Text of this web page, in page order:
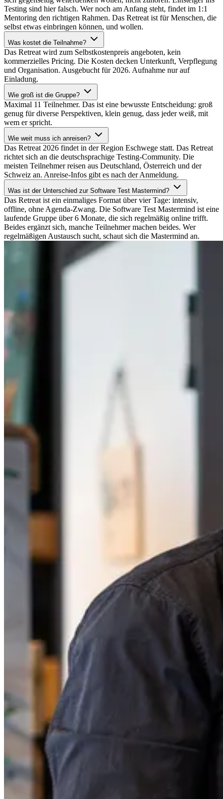
Testing sind hier falsch. Wer noch am Anfang steht, findet im 1:1
Mentoring den richtigen Rahmen. Das Retreat ist für Menschen, die
selbst etwas einbringen können, und wollen.
Was kostet die Teilnahme?
Das Retreat wird zum Selbstkostenpreis angeboten, kein
kommerzielles Pricing. Die Kosten decken Unterkunft, Verpflegung
und Organisation. Ausgebucht für 2026. Aufnahme nur auf
Einladung.
Wie groß ist die Gruppe?
Maximal 11 Teilnehmer. Das ist eine bewusste Entscheidung: groß
genug für diverse Perspektiven, klein genug, dass jeder weiß, mit
wem er spricht.
Wie weit muss ich anreisen?
Das Retreat 2026 findet in der Region Eschwege statt. Das Retreat
richtet sich an die deutschsprachige Testing-Community. Die
meisten Teilnehmer reisen aus Deutschland, Österreich und der
Schweiz an. Anreise-Infos gibt es nach der Anmeldung.
Was ist der Unterschied zur Software Test Mastermind?
Das Retreat ist ein einmaliges Format über vier Tage: intensiv,
offline, ohne Agenda-Zwang. Die Software Test Mastermind ist eine
laufende Gruppe über 6 Monate, die sich regelmäßig online trifft.
Beides ergänzt sich, manche Teilnehmer machen beides. Wer
regelmäßigen Austausch sucht, schaut sich die Mastermind an.